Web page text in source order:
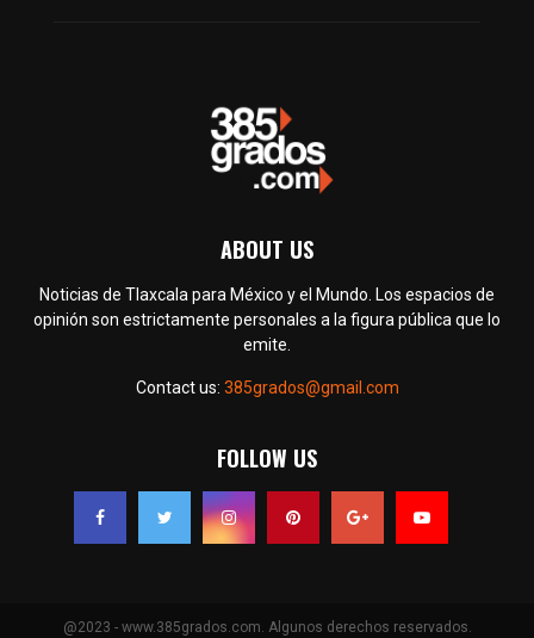
ABOUT US
Noticias de Tlaxcala para México y el Mundo. Los espacios de
opinión son estrictamente personales a la figura pública que lo
emite.
Contact us: 385grados@gmail.com
FOLLOW US
@2023 - www.385grados.com. Algunos derechos reservados.